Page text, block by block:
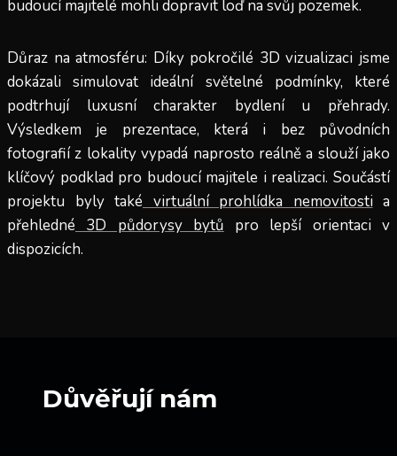
budoucí majitelé mohli dopravit loď na svůj pozemek.
Důraz na atmosféru: Díky pokročilé 3D vizualizaci jsme
dokázali simulovat ideální světelné podmínky, které
podtrhují luxusní charakter bydlení u přehrady.
Výsledkem je prezentace, která i bez původních
fotografií z lokality vypadá naprosto reálně a slouží jako
klíčový podklad pro budoucí majitele i realizaci. Součástí
projektu byly také virtuální prohlídka nemovitostia
přehledné 3D půdorysy bytů pro lepší orientaci v
dispozicích.
Důvěřují nám